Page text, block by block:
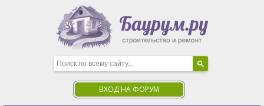
ВХОД НА ФОРУМ